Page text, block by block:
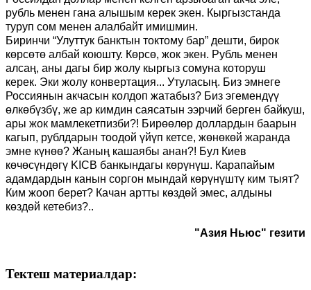
рубль менен гана алышым керек экен. Кыргызстанда
туруп сом менен алалбайт имишмин.
Биринчи “Улуттук банктын токтому бар” дешти, бирок
көрсөтө албай коюшту. Көрсө, жок экен. Рубль менен
алсаң, аны дагы бир жолу кыргыз сомуна которуш
керек. Эки жолу конвертация... Утуласың. Биз эмнеге
Россиянын акчасын колдоп жатабыз? Биз эгемендүү
өлкөбүзбү, же ар кимдин саясатын ээрчий берген байкуш,
ары жок мамлекетпизби?! Бирөөлөр доллардын баарын
кагып, рублдарын тоодой үйүп кетсе, жөнөкөй жаранда
эмне күнөө? Жаның кашаябы анан?! Бул Киев
көчөсүндөгү KICB банкындагы көрүнүш. Карапайым
адамдардын канын соргон мындай көрүнүштү ким тыят?
Ким жооп берет? Качан артты көздөй эмес, алдыны
көздөй кетебиз?..
"Азия Ньюс" гезити
Тектеш материалдар: